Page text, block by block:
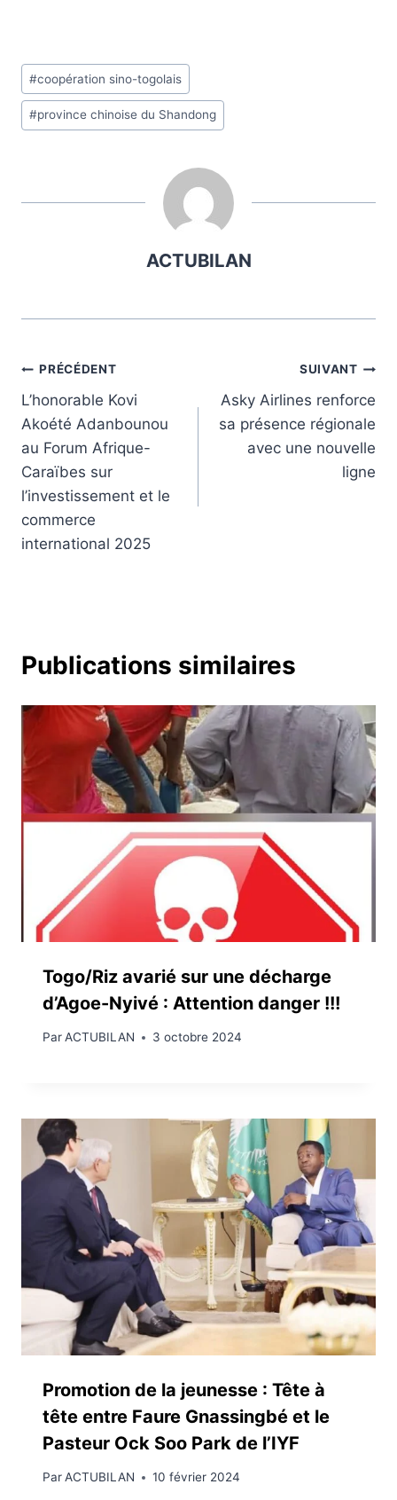
Étiquettes
de
la
#coopération sino-togolais
#province chinoise du Shandong
ACTUBILAN
Navigation
de
l’article
PRÉCÉDENT
L’honorable Kovi
Akoété Adanbounou
au Forum Afrique-
Caraïbes sur
l’investissement et le
commerce
international 2025
SUIVANT
Asky Airlines renforce
sa présence régionale
avec une nouvelle
ligne
Publications similaires
Togo/Riz avarié sur une décharge
d’Agoe-Nyivé : Attention danger !!!
ParACTUBILAN 3 octobre 2024
Promotion de la jeunesse : Tête à
tête entre Faure Gnassingbé et le
Pasteur Ock Soo Park de l’IYF
ParACTUBILAN 10 février 2024